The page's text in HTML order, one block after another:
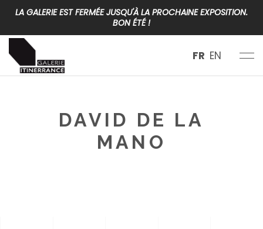
LA GALERIE EST FERMÉE JUSQU'À LA PROCHAINE EXPOSITION.
BON ÉTÉ !
FR EN
DAVID DE LA
MANO